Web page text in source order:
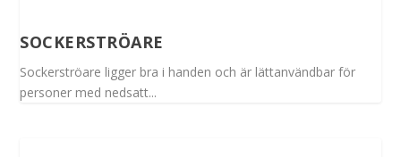
SOCKERSTRÖARE
Sockerströare ligger bra i handen och är lättanvändbar för
personer med nedsatt...